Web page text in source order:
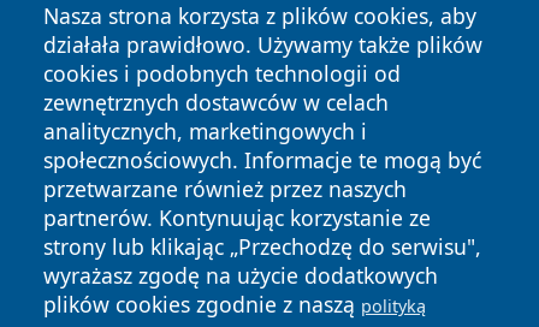
Nasza strona korzysta z plików cookies, aby
działała prawidłowo. Używamy także plików
cookies i podobnych technologii od
zewnętrznych dostawców w celach
analitycznych, marketingowych i
społecznościowych. Informacje te mogą być
przetwarzane również przez naszych
partnerów. Kontynuując korzystanie ze
strony lub klikając „Przechodzę do serwisu",
wyrażasz zgodę na użycie dodatkowych
plików cookies zgodnie z naszą polityką
Copyright © 2026 faktyrzeszow.pl Wszystkie prawa
zastrzeżone.
News Autorzy
Polityka
Prywatności
Polityka
Cookies